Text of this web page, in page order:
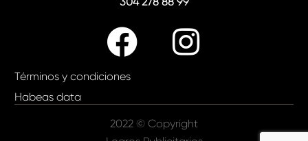
Términos y condiciones
Habeas data
2022 © Copyright